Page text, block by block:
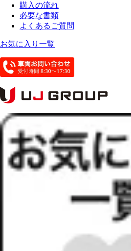
購入の流れ
必要な書類
よくあるご質問
お気に入り一覧